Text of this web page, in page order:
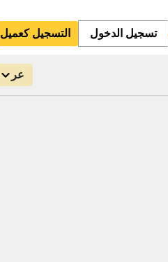
تسجيل الدخول التسجيل كعميل
عر